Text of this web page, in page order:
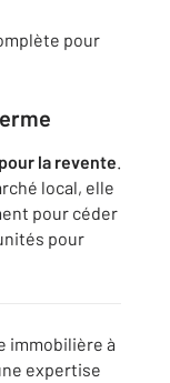
pour
la revente.
local, elle
pour céder
pour
immobilière à
expertise